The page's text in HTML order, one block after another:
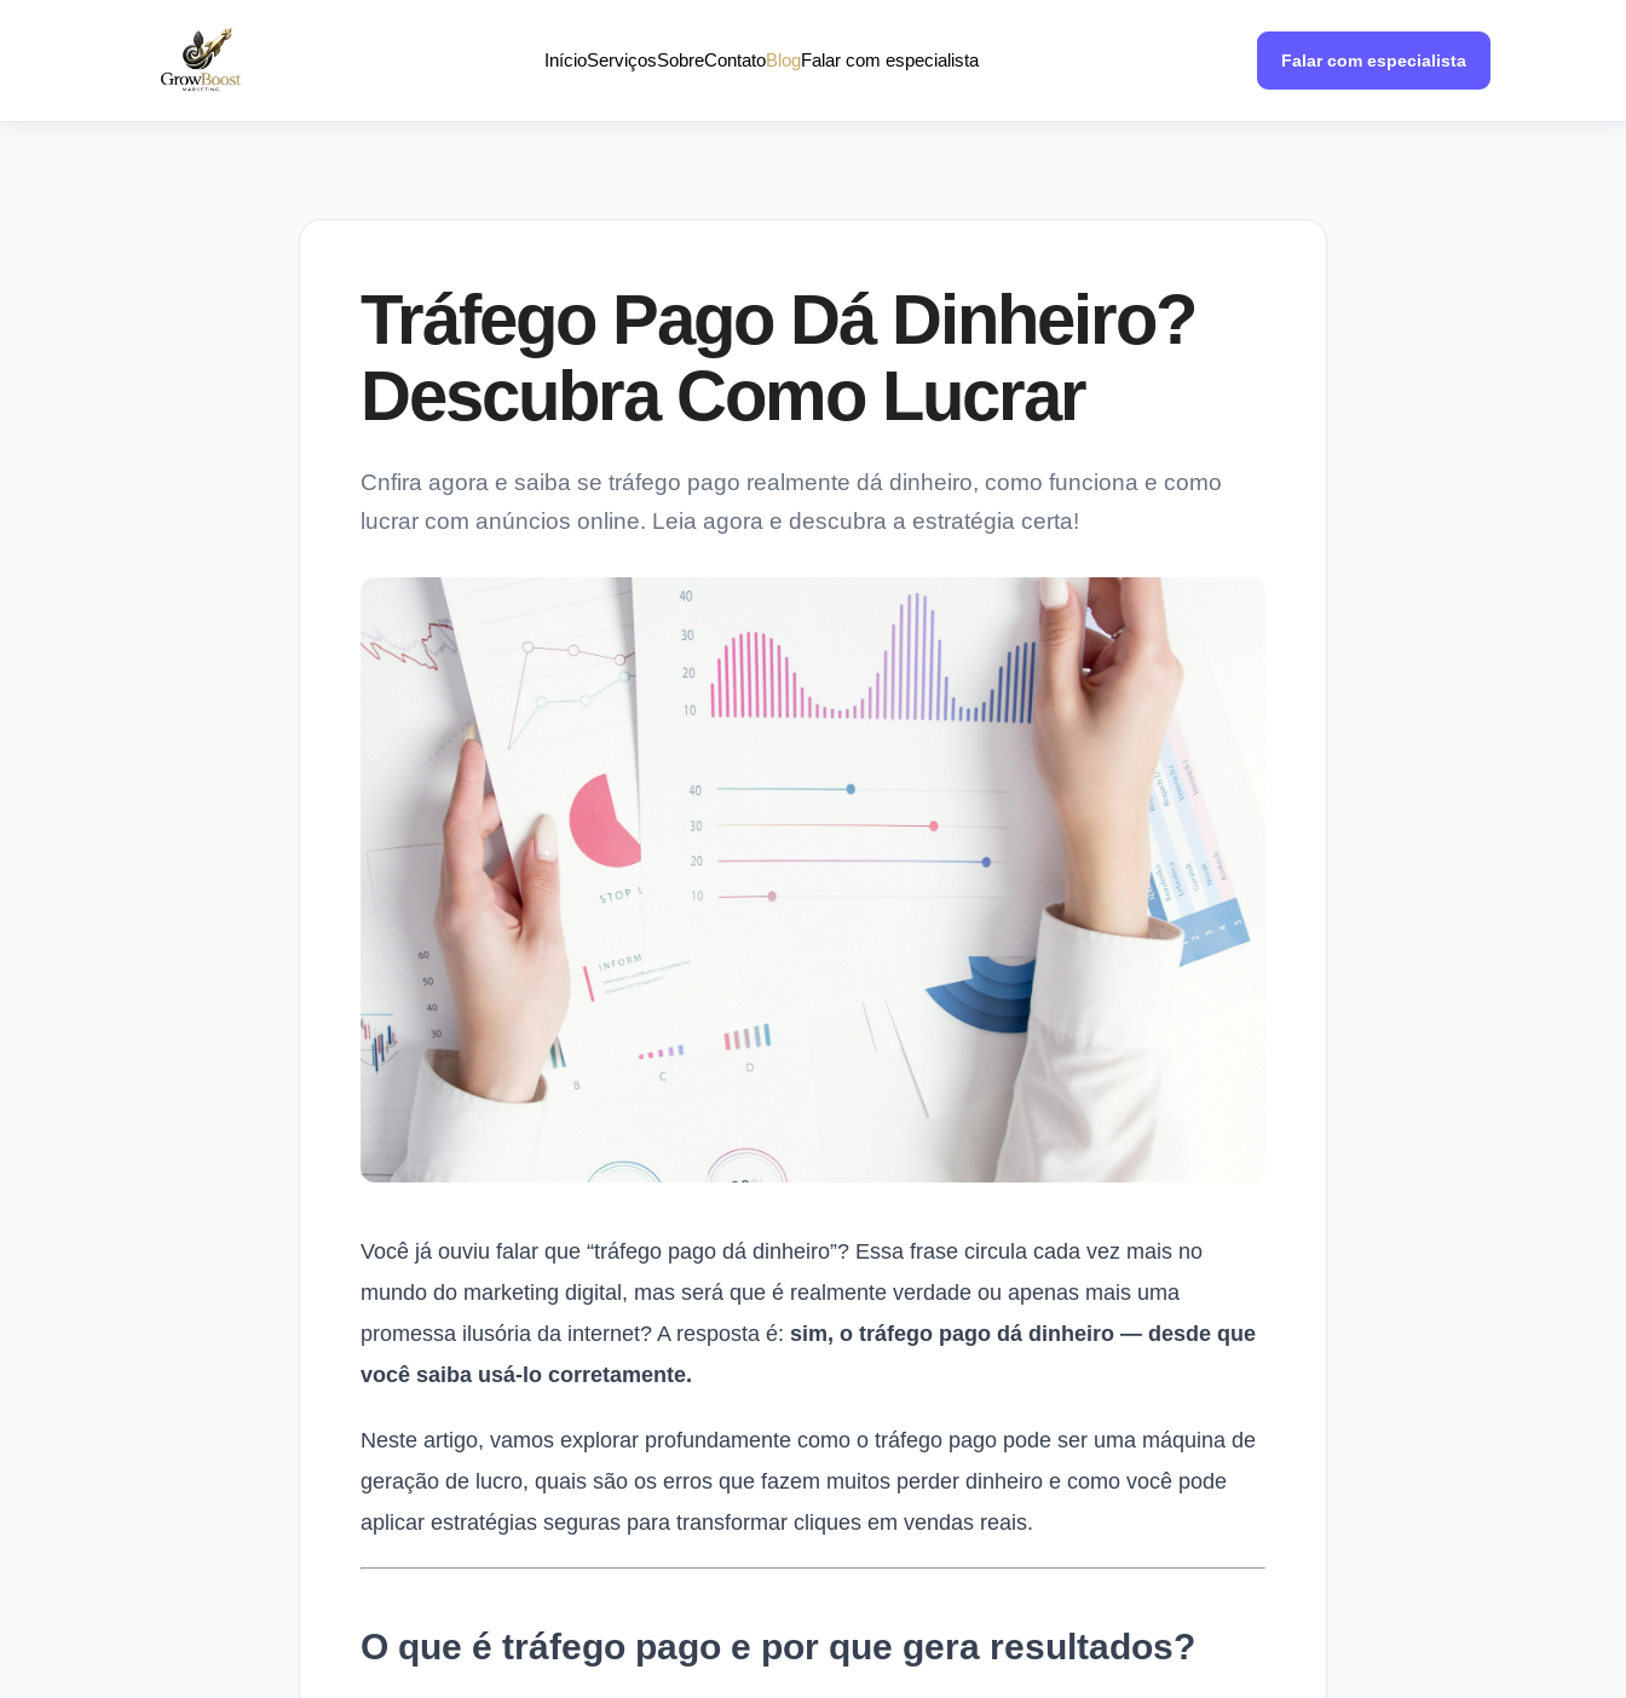
InícioServiçosSobreContatoBlogFalar com especialista Falar com especialista
Tráfego Pago Dá Dinheiro?
Descubra Como Lucrar
Cnfira agora e saiba se tráfego pago realmente dá dinheiro, como funciona e como
lucrar com anúncios online. Leia agora e descubra a estratégia certa!
Você já ouviu falar que “tráfego pago dá dinheiro”? Essa frase circula cada vez mais no
mundo do marketing digital, mas será que é realmente verdade ou apenas mais uma
promessa ilusória da internet? A resposta é: sim, o tráfego pago dá dinheiro — desde que
você saiba usá-lo corretamente.
Neste artigo, vamos explorar profundamente como o tráfego pago pode ser uma máquina de
geração de lucro, quais são os erros que fazem muitos perder dinheiro e como você pode
aplicar estratégias seguras para transformar cliques em vendas reais.
O que é tráfego pago e por que gera resultados?